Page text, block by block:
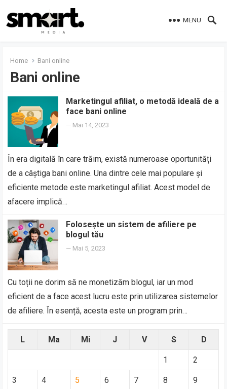
MENU
Home Bani online
Bani online
Marketingul afiliat, o metodă ideală de a
face bani online
— Mai 14, 2023
În era digitală în care trăim, există numeroase oportunități
de a câștiga bani online. Una dintre cele mai populare și
eficiente metode este marketingul afiliat. Acest model de
afacere implică…
Folosește un sistem de afiliere pe
blogul tău
— Mai 5, 2023
Cu toții ne dorim să ne monetizăm blogul, iar un mod
eficient de a face acest lucru este prin utilizarea sistemelor
de afiliere. În esență, acesta este un program prin…
L Ma Mi J V S D
1 2
3 4 5 6 7 8 9